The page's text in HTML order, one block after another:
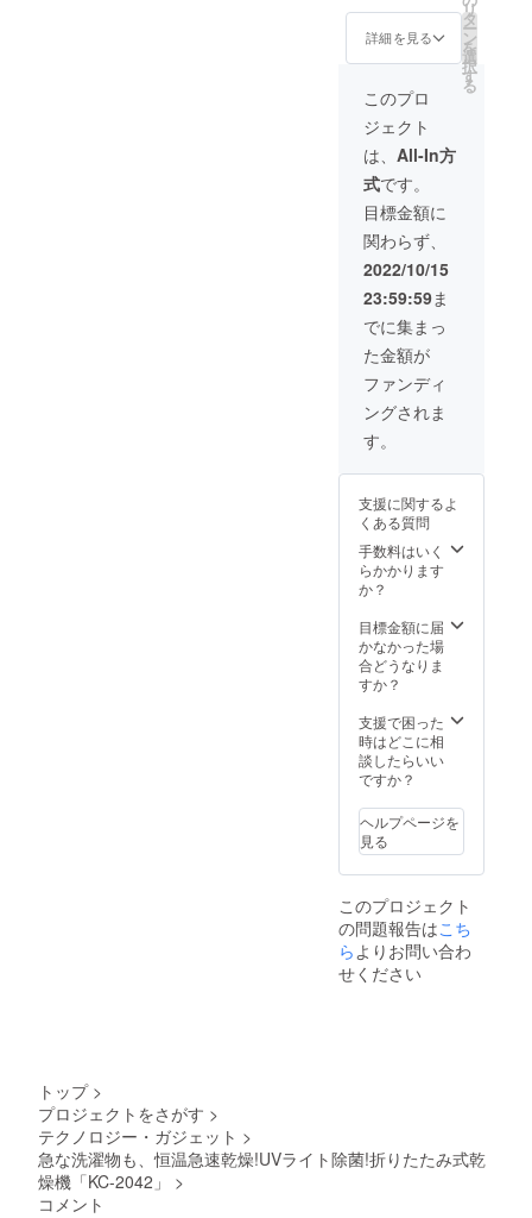
x3 日本
語取扱
説明書
x3
詳細を見る
リ
タ
ー
ン
を
選
択
す
る
このプロ
ジェクト
は、 All-In方
式です。
目標金額に
関わらず、
2022/10/15
23:59:59ま
でに集まっ
た金額が
ファンディ
ングされま
す。
支援に関するよ
くある質問
手数料はいく
らかかります
か？
目標金額に届
かなかった場
合どうなりま
すか？
支援で困った
時はどこに相
談したらいい
ですか？
ヘルプページを
見る
このプロジェクト
の問題報告はこち
ら よりお問い合わ
せください
トップ >
プロジェクトをさがす >
テクノロジー・ガジェット >
急な洗濯物も、恒温急速乾燥!UVライト除菌!折りたたみ式乾
燥機「KC-2042」
>
コメント